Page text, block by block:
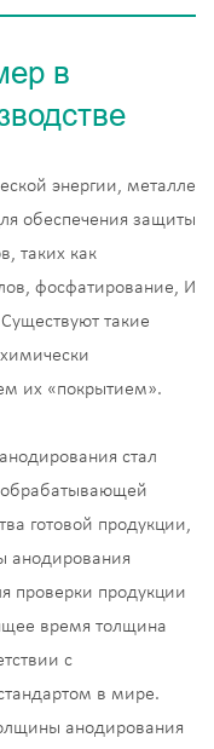
в
энергии, металле
обеспечения защиты
таких как
фосфатирование, И
такие
их «покрытием».
стал
готовой продукции,
анодирования
проверки продукции
время толщина
с
в мире.
анодирования